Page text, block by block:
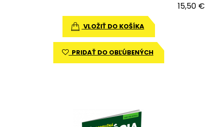
15,50 €
VLOŽIŤ DO KOŠÍKA
PRIDAŤ DO OBĽÚBENÝCH